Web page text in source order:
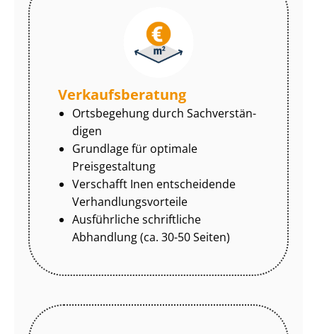
Ver­kaufs­be­ra­tung
Ortsbegehung durch Sach­ver­stän­
di­gen
Grundlage für optimale
Preisgestaltung
Verschafft Inen entscheidende
Ver­hand­lungs­vor­tei­le
Ausführliche schriftliche
Abhandlung (ca. 30-50 Seiten)